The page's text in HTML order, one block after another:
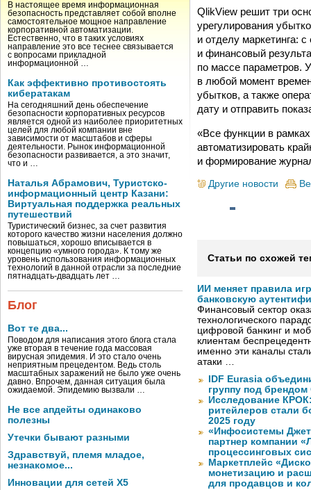
В настоящее время информационная
безопасность представляет собой вполне
самостоятельное мощное направление
корпоративной автоматизации.
Естественно, что в таких условиях
направление это все теснее связывается
с вопросами прикладной
информационной …
Как эффективно противостоять
кибератакам
На сегодняшний день обеспечение
безопасности корпоративных ресурсов
является одной из наиболее приоритетных
целей для любой компании вне
зависимости от масштабов и сферы
деятельности. Рынок информационной
безопасности развивается, а это значит,
что и …
Наталья Абрамович, Туристско-
информационный центр Казани:
Виртуальная поддержка реальных
путешествий
Туристический бизнес, за счет развития
которого качество жизни населения должно
повышаться, хорошо вписывается в
концепцию «умного города». К тому же
уровень использования информационных
технологий в данной отрасли за последние
пятнадцать-двадцать лет …
Блог
Вот те два...
Поводом для написания этого блога стала
уже вторая в течение года массовая
вирусная эпидемия. И это стало очень
неприятным прецедентом. Ведь столь
масштабных заражений не было уже очень
давно. Впрочем, данная ситуация была
ожидаемой. Эпидемию вызвали …
Не все апдейты одинаково
полезны
Утечки бывают разными
Здравствуй, племя младое,
незнакомое...
Инновации для сетей X5
QlikView решит три
урегулирования
и отделу маркетинга:
и финансовый
по массе параметров.
в любой момент
убытков, а также
дату и отправить
«Все функции в
автоматизировать
и формирование
Другие новости
Статьи по схожей
ИИ меняет правила
банковскую
Финансовый сектор
технологического
цифровой банкинг и
клиентам
именно эти каналы
атаки …
IDF Eurasia
группу под
Исследование
ритейлеров стали
2025 году
«Инфосистемы
партнер компании
процессинговых
Маркетплейс
монетизацию и
для продавцов и